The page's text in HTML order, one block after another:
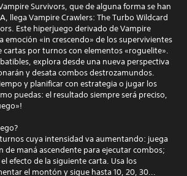
Survivors, que de alguna forma se han
llega Vampire Crawlers: The Turbo Wildcard
Este hiperjuego derivado de Vampire
emoción «in crescendo» de los supervivientes
cartas por turnos con elementos «roguelite».
explora desde una nueva perspectiva
y desata combos destrozamundos.
y planificar con estrategia o jugar los
puedas: el resultado siempre será preciso,
cuya intensidad va aumentando: juega
de maná ascendente para ejecutar combos;
efecto de la siguiente carta. Usa los
el montón y sigue hasta 10, 20, 30...